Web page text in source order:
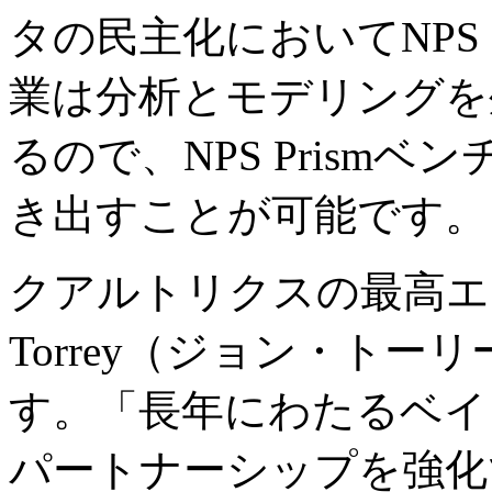
タの民主化において
業は分析とモデリング
るので、NPS Prismベ
き出すことが可能です。
クアルトリクスの最高
Torrey（ジョン・トー
す。「長年にわたるベ
パートナーシップを強